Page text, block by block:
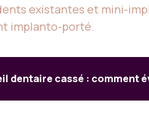
existantes et mini-
implanto-porté.
dentaire cassé : comment